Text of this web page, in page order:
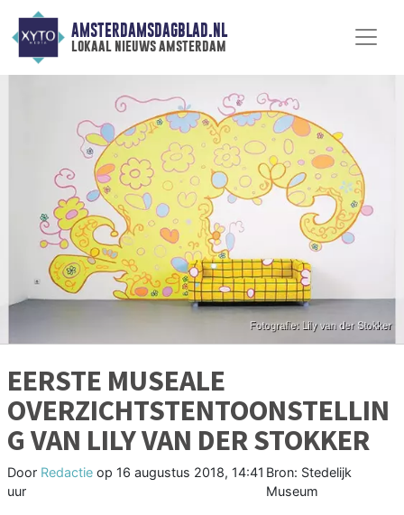
AMSTERDAMSDAGBLAD.NL
lokaal nieuws amsterdam
EERSTE MUSEALE
OVERZICHTSTENTOONSTELLIN
G VAN LILY VAN DER STOKKER
Door Redactie op 16 augustus 2018, 14:41
uur
Bron: Stedelijk
Museum